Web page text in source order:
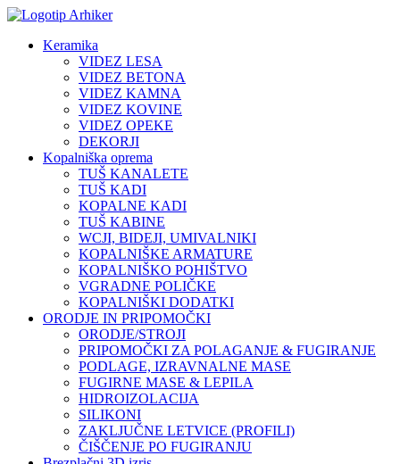
Keramika
VIDEZ LESA
VIDEZ BETONA
VIDEZ KAMNA
VIDEZ KOVINE
VIDEZ OPEKE
DEKORJI
Kopalniška oprema
TUŠ KANALETE
TUŠ KADI
KOPALNE KADI
TUŠ KABINE
WCJI, BIDEJI, UMIVALNIKI
KOPALNIŠKE ARMATURE
KOPALNIŠKO POHIŠTVO
VGRADNE POLIČKE
KOPALNIŠKI DODATKI
ORODJE IN PRIPOMOČKI
ORODJE/STROJI
PRIPOMOČKI ZA POLAGANJE & FUGIRANJE
PODLAGE, IZRAVNALNE MASE
FUGIRNE MASE & LEPILA
HIDROIZOLACIJA
SILIKONI
ZAKLJUČNE LETVICE (PROFILI)
ČIŠČENJE PO FUGIRANJU